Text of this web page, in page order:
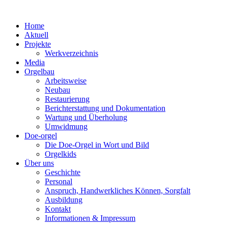
springenHome
Aktuell
Projekte
Werkverzeichnis
Media
Orgelbau
Arbeitsweise
Neubau
Restaurierung
Berichterstattung und Dokumentation
Wartung und Überholung
Umwidmung
Doe-orgel
Die Doe-Orgel in Wort und Bild
Orgelkids
Über uns
Geschichte
Personal
Anspruch, Handwerkliches Können, Sorgfalt
Ausbildung
Kontakt
Informationen & Impressum